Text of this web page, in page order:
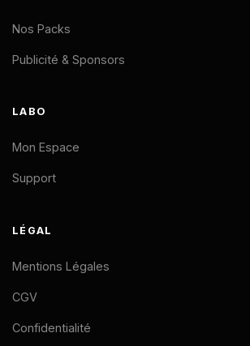
Nos Packs
Publicité & Sponsors
LABO
Mon Espace
Support
LÉGAL
Mentions Légales
CGV
Confidentialité